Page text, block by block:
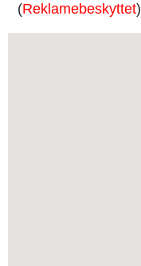
(Reklamebeskyttet)